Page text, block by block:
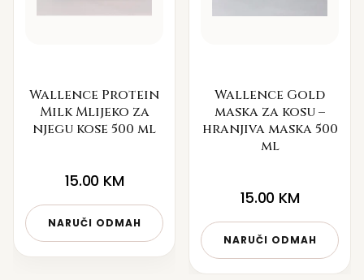
Wallence Protein
Milk Mlijeko za
njegu kose 500 ml
15.00 KM
NARUČI ODMAH
Wallence Gold
maska za kosu –
hranjiva maska 500
ml
15.00 KM
NARUČI ODMAH